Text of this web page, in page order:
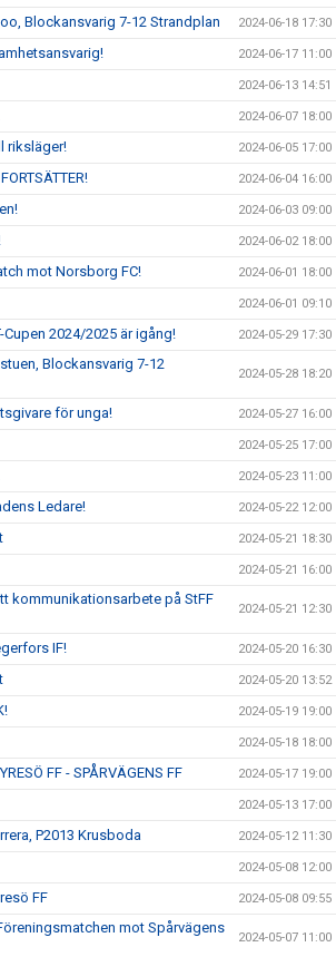
Blockansvarig 7-12 Strandplan 2024-06-18 17:30
2024-06-17 11:00
2024-06-13 14:51
2024-06-07 18:00
riksläger! 2024-06-05 17:00
2024-06-04 16:00
2024-06-03 09:00
2024-06-02 18:00
mot Norsborg FC! 2024-06-01 18:00
2024-06-01 09:10
2024/2025 är igång! 2024-05-29 17:30
Blockansvarig 7-12
2024-05-28 18:20
för unga! 2024-05-27 16:00
2024-05-25 17:00
2024-05-23 11:00
Ledare! 2024-05-22 12:00
2024-05-21 18:30
2024-05-21 16:00
kommunikationsarbete på StFF
2024-05-21 12:30
IF! 2024-05-20 16:30
2024-05-20 13:52
2024-05-19 19:00
2024-05-18 18:00
FF - SPÅRVÄGENS FF 2024-05-17 19:00
2024-05-13 17:00
P2013 Krusboda 2024-05-12 11:30
2024-05-08 12:00
FF 2024-05-08 09:55
mot Spårvägens
2024-05-07 11:00